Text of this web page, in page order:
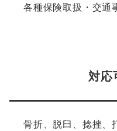
各種保険取扱・交通
対応
骨折、脱臼、捻挫、